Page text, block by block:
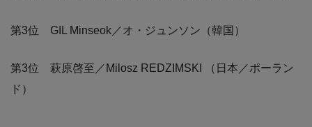
第3位 GIL Minseok／オ・ジュンソン（韓国）
第3位 萩原啓至／Milosz REDZIMSKI （日本／ポーラン
ド）